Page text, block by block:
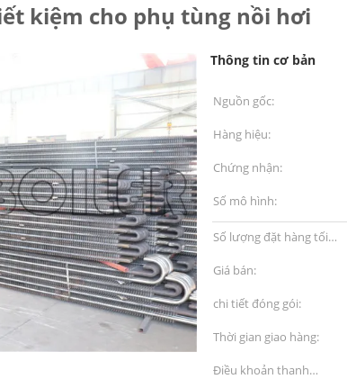
kiệm cho phụ tùng nồi hơi
Thông tin cơ bản
Nguồn gốc:
Hàng hiệu:
Chứng nhận:
Số mô hình:
Số lượng đặt hàng tối
thiểu:
Giá bán:
chi tiết đóng gói:
Thời gian giao hàng:
Điều khoản thanh